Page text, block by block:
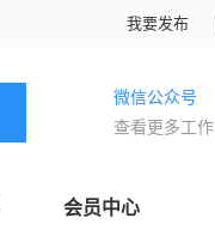
我要发布
微信公众号
查看更多工作
会员中心